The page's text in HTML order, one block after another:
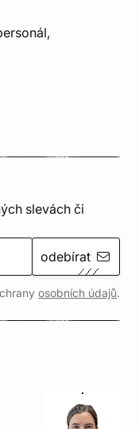
slevách či
odebírat
osobních údajů.